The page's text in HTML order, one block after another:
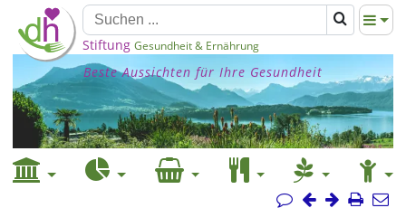
Stiftung Gesundheit & Ernährung
Beste Aussichten für Ihre Gesundheit